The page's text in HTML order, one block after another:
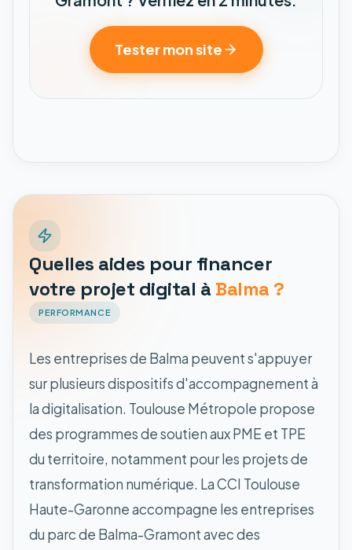
Tester mon site
Quelles aides pour financer
votre projet digital à Balma ?
PERFORMANCE
Les entreprises de Balma peuvent s'appuyer
sur plusieurs dispositifs d'accompagnement à
la digitalisation. Toulouse Métropole propose
des programmes de soutien aux PME et TPE
du territoire, notamment pour les projets de
transformation numérique. La CCI Toulouse
Haute-Garonne accompagne les entreprises
du parc de Balma-Gramont avec des